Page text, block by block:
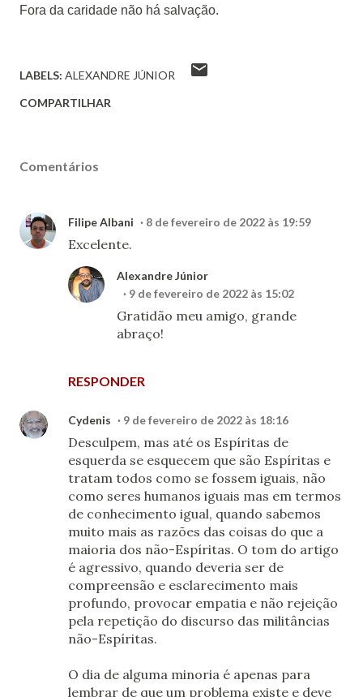
Fora da caridade não há salvação.
LABELS: ALEXANDRE JÚNIOR
COMPARTILHAR
Comentários
Filipe Albani 8 de fevereiro de 2022 às 19:59
Excelente.
RESPONDER
Alexandre Júnior
9 de fevereiro de 2022 às 15:02
Gratidão meu amigo, grande
abraço!
Cydenis 9 de fevereiro de 2022 às 18:16
Desculpem, mas até os Espíritas de
esquerda se esquecem que são Espíritas e
tratam todos como se fossem iguais, não
como seres humanos iguais mas em termos
de conhecimento igual, quando sabemos
muito mais as razões das coisas do que a
maioria dos não-Espíritas. O tom do artigo
é agressivo, quando deveria ser de
compreensão e esclarecimento mais
profundo, provocar empatia e não rejeição
pela repetição do discurso das militâncias
não-Espíritas.
O dia de alguma minoria é apenas para
lembrar de que um problema existe e deve